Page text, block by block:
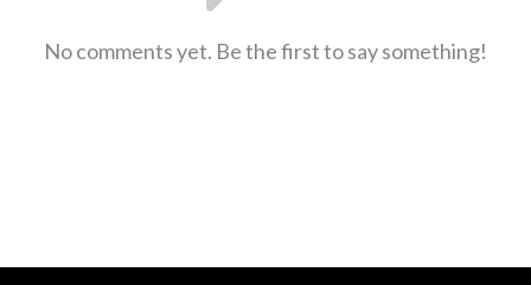
No comments yet. Be the first to say something!